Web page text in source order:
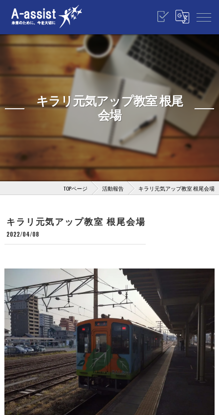
キラリ元気アップ教室 根尾
会場
TOPページ 活動報告 キラリ元気アップ教室 根尾会場
キラリ元気アップ教室 根尾会場
2022/04/08